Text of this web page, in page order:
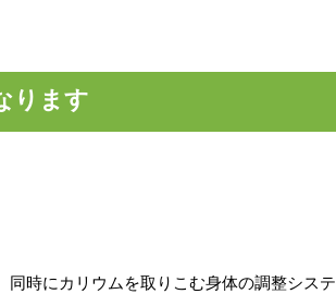
ります
時にカリウムを取りこむ身体の調整システ